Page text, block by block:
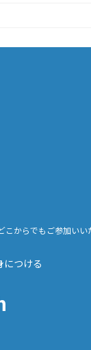
こからでもご参加い
につける